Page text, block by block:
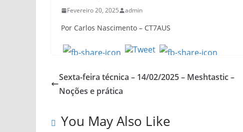
Fevereiro 20, 2025 admin
Por Carlos Nascimento – CT7AUS
Sexta-feira técnica – 14/02/2025 – Meshtastic –
Noções e prática
You May Also Like